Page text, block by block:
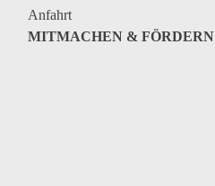
Anfahrt
MITMACHEN & FÖRDERN